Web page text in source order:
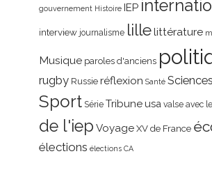
gouvernement Histoire IEP
interview journalisme lillelittérature
Musique paroles d'anciens
rugby Russie réflexion Santé
Sport Série Tribune usa valse avec
de l'iep Voyage XV de France
élections élections CA